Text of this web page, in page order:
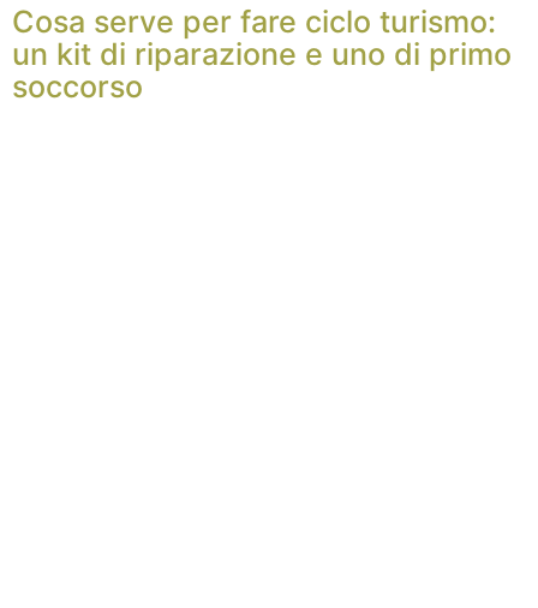
Cosa serve per fare ciclo turismo:
un kit di riparazione e uno di primo
soccorso